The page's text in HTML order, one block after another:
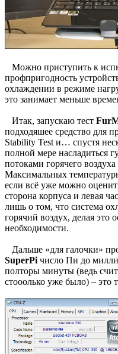
Можно приступить к
профпригодность
охлаждении в режиме
это занимает меньше
Итак, запускаю тест
подходяшее средство для
Stability Test и… спустя
полной мере насладиться
потоками горячего
Максимальных
если всё уже можно
сторона корпуса и левая
лишь о том, что система
горячий воздух, делая это
необходимости.
Дальше «для галочки»
SuperPi число Пи до
полторы минуты (ведь
стооолько уже было) – это